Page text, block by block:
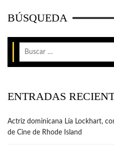
BÚSQUEDA
ENTRADAS
Actriz dominicana Lía Lockhart,
de Cine de Rhode Island